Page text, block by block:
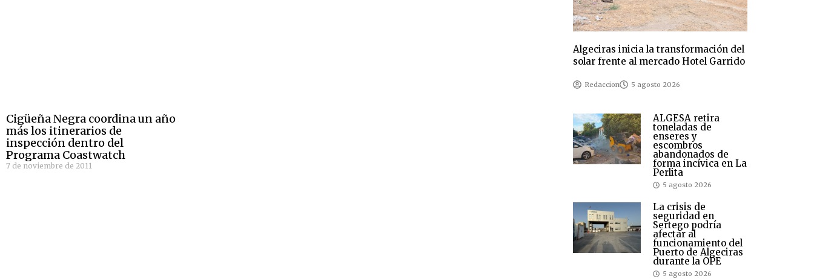
Cigüeña Negra coordina un año
más los itinerarios de
inspección dentro del
Programa Coastwatch
7 de noviembre de 2011
Algeciras inicia la transformación del
solar frente al mercado Hotel Garrido
Redaccion 5 agosto 2026
ALGESA retira
toneladas de
enseres y
escombros
abandonados de
forma incívica en La
Perlita
5 agosto 2026
La crisis de
seguridad en
Sertego podría
afectar al
funcionamiento del
Puerto de Algeciras
durante la OPE
5 agosto 2026